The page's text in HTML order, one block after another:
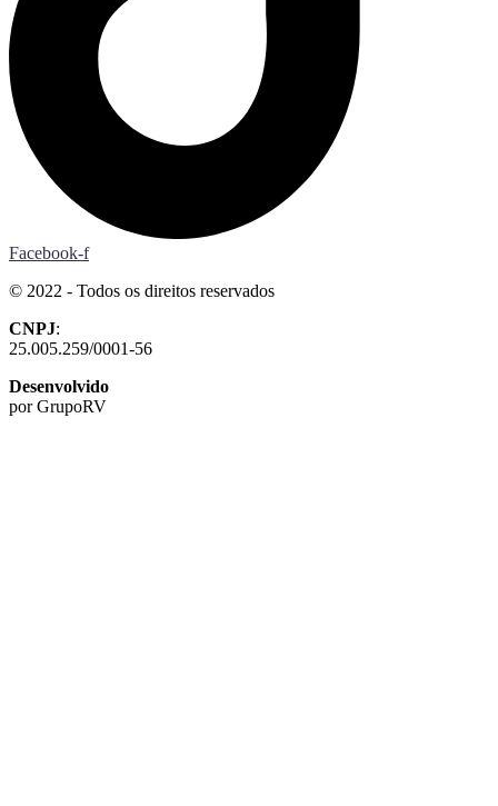
Facebook-f
© 2022 - Todos os direitos reservados
CNPJ:
25.005.259/0001-56
Desenvolvido
por GrupoRV